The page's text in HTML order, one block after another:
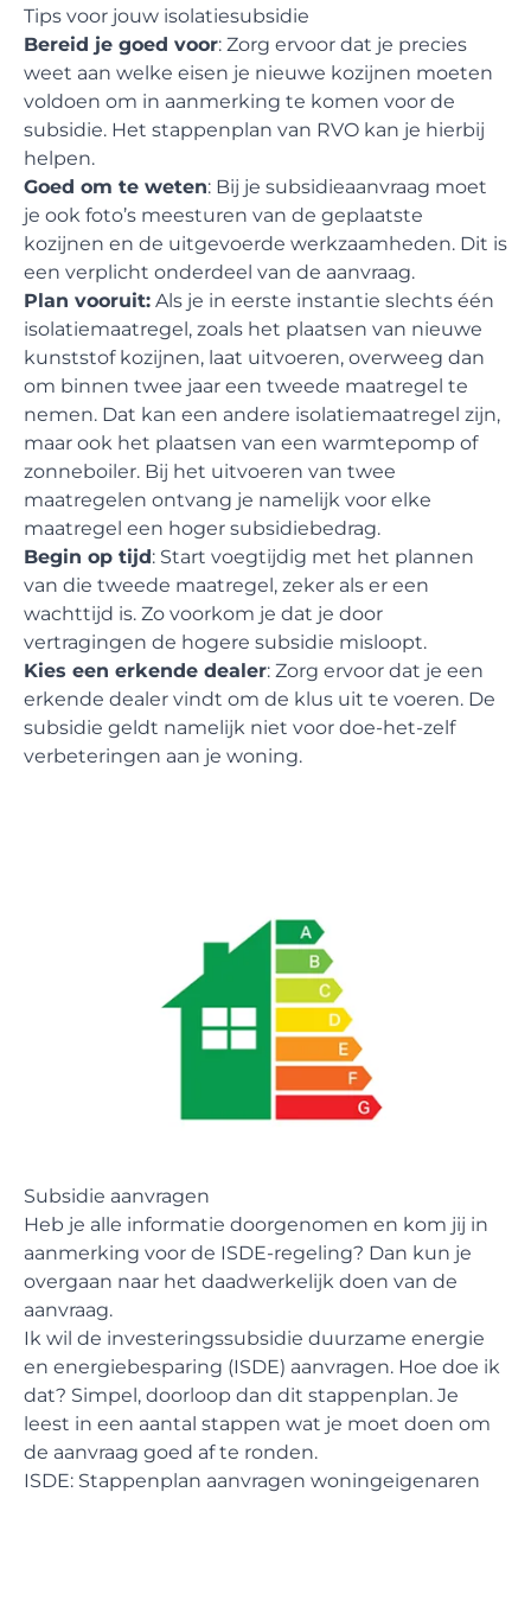
Tips voor jouw isolatiesubsidie
Bereid je goed voor: Zorg ervoor dat je precies
weet aan welke eisen je nieuwe kozijnen moeten
voldoen om in aanmerking te komen voor de
subsidie. Het stappenplan van RVO kan je hierbij
helpen.
Goed om te weten: Bij je subsidieaanvraag moet
je ook foto’s meesturen van de geplaatste
kozijnen en de uitgevoerde werkzaamheden. Dit is
een verplicht onderdeel van de aanvraag.
Plan vooruit: Als je in eerste instantie slechts één
isolatiemaatregel, zoals het plaatsen van nieuwe
kunststof kozijnen, laat uitvoeren, overweeg dan
om binnen twee jaar een tweede maatregel te
nemen. Dat kan een andere isolatiemaatregel zijn,
maar ook het plaatsen van een warmtepomp of
zonneboiler. Bij het uitvoeren van twee
maatregelen ontvang je namelijk voor elke
maatregel een hoger subsidiebedrag.
Begin op tijd: Start voegtijdig met het plannen
van die tweede maatregel, zeker als er een
wachttijd is. Zo voorkom je dat je door
vertragingen de hogere subsidie misloopt.
Kies een erkende dealer: Zorg ervoor dat je een
erkende dealer vindt om de klus uit te voeren. De
subsidie geldt namelijk niet voor doe-het-zelf
verbeteringen aan je woning.
Subsidie aanvragen
Heb je alle informatie doorgenomen en kom jij in
aanmerking voor de ISDE-regeling? Dan kun je
overgaan naar het daadwerkelijk doen van de
aanvraag.
Ik wil de investeringssubsidie duurzame energie
en energiebesparing (ISDE) aanvragen. Hoe doe ik
dat? Simpel, doorloop dan dit stappenplan. Je
leest in een aantal stappen wat je moet doen om
de aanvraag goed af te ronden.
ISDE: Stappenplan aanvragen woningeigenaren